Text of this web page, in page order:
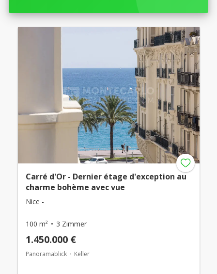
Carré d'Or - Dernier étage d'exception au
charme bohème avec vue
Nice -
100 m² 3 Zimmer
1.450.000 €
Panoramablick Keller